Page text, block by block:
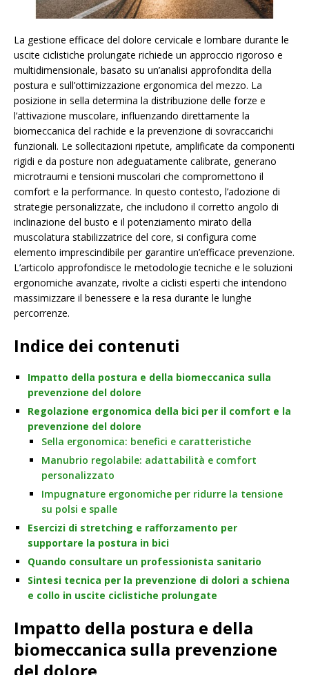
La gestione efficace del dolore cervicale e lombare durante le
uscite ciclistiche prolungate richiede un approccio rigoroso e
multidimensionale, basato su un’analisi approfondita della
postura e sull’ottimizzazione ergonomica del mezzo. La
posizione in sella determina la distribuzione delle forze e
l’attivazione muscolare, influenzando direttamente la
biomeccanica del rachide e la prevenzione di sovraccarichi
funzionali. Le sollecitazioni ripetute, amplificate da componenti
rigidi e da posture non adeguatamente calibrate, generano
microtraumi e tensioni muscolari che compromettono il
comfort e la performance. In questo contesto, l’adozione di
strategie personalizzate, che includono il corretto angolo di
inclinazione del busto e il potenziamento mirato della
muscolatura stabilizzatrice del core, si configura come
elemento imprescindibile per garantire un’efficace prevenzione.
L’articolo approfondisce le metodologie tecniche e le soluzioni
ergonomiche avanzate, rivolte a ciclisti esperti che intendono
massimizzare il benessere e la resa durante le lunghe
percorrenze.
Indice dei contenuti
Impatto della postura e della biomeccanica sulla
prevenzione del dolore
Regolazione ergonomica della bici per il comfort e la
prevenzione del dolore
Sella ergonomica: benefici e caratteristiche
Manubrio regolabile: adattabilità e comfort
personalizzato
Impugnature ergonomiche per ridurre la tensione
su polsi e spalle
Esercizi di stretching e rafforzamento per
supportare la postura in bici
Quando consultare un professionista sanitario
Sintesi tecnica per la prevenzione di dolori a schiena
e collo in uscite ciclistiche prolungate
Impatto della postura e della
biomeccanica sulla prevenzione